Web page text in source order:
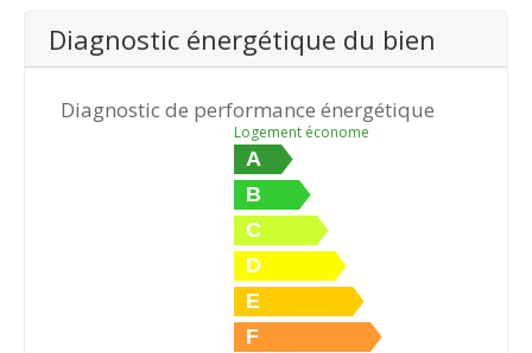
Diagnostic énergétique du bien
Diagnostic de performance énergétique
Logement économe
A
B
C
D
E
F